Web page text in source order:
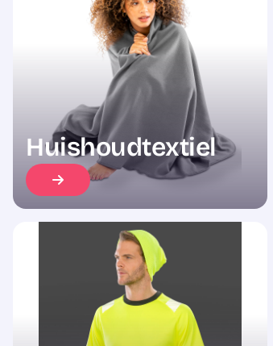
Huishoudtextiel